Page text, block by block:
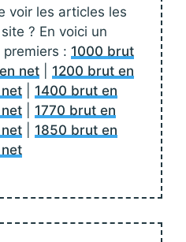
voir les articles les
? En voici un
premiers : 1000 brut
net
1200 brut en
1400 brut en
1770 brut en
1850 brut en